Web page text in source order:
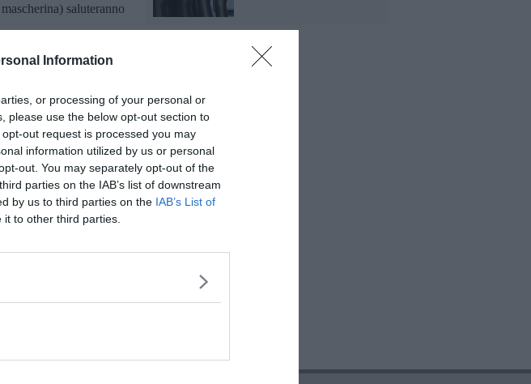
Information
or processing of your personal or
please use the below opt-out section to
out request is processed you may
information utilized by us or personal
out. You may separately opt-out of the
parties on the IAB’s list of downstream
by us to third parties on the IAB’s List of
to other third parties.
saluteranno
- ToscanaMedia.